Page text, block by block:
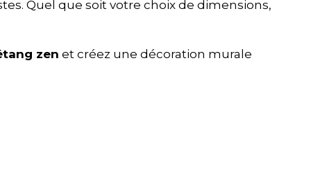
Quel que soit votre choix de dimensions,
zen et créez une décoration murale